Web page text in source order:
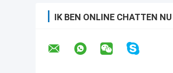
IK BEN ONLINE CHATTEN NU